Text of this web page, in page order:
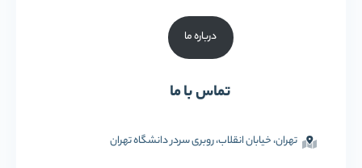
درباره ما
تماس با ما
تهران، خیابان انقلاب، روبری سردر دانشگاه تهران